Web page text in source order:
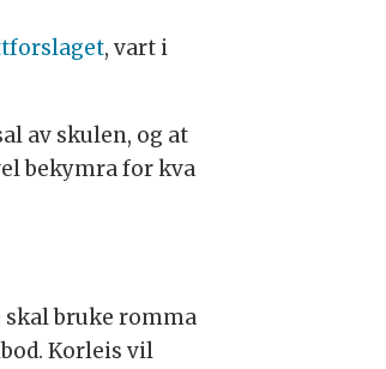
, vart i
av skulen, og at
bekymra for kva
skal bruke romma
Korleis vil